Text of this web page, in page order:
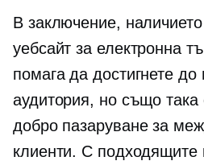
В заключение,
уебсайт за електронна
помага да достигнете
аудитория, но също така
добро пазаруване за
клиенти. С подходящите